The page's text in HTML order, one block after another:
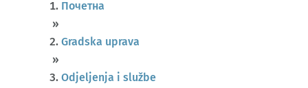
Почетна
»
Gradska uprava
»
Odjeljenja i službe